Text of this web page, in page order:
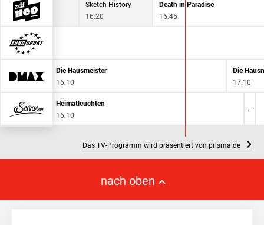
10
Sketch History
16:20
Death in Paradise
16:45
Die Hausmeister
16:10
Die
17:10
Heimatleuchten
16:10
Das TV-Programm wird präsentiert von prisma.de
nach oben